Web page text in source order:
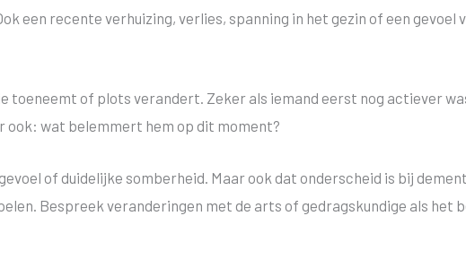
een recente verhuizing, verlies, spanning in het gezin of een gevoel
toeneemt of plots verandert. Zeker als iemand eerst nog actiever
ook: wat belemmert hem op dit moment?
of duidelijke somberheid. Maar ook dat onderscheid is bij
Bespreek veranderingen met de arts of gedragskundige als het